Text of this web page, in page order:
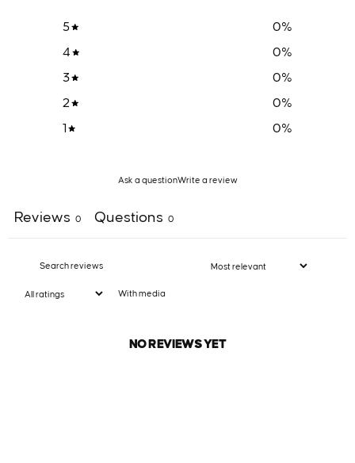
5 0%
4
0%
3
0%
2
0%
1
0%
Ask a questionWrite a review
Reviews 0 Questions 0
With media
NO REVIEWS YET